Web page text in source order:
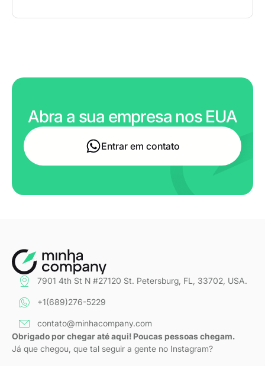
Abra a sua empresa nos EUA
Entrar em contato
7901 4th St N #27120 St. Petersburg, FL, 33702, USA.
+1(689)276-5229
contato@minhacompany.com
Obrigado por chegar até aqui! Poucas pessoas chegam.
Já que chegou, que tal seguir a gente no Instagram?